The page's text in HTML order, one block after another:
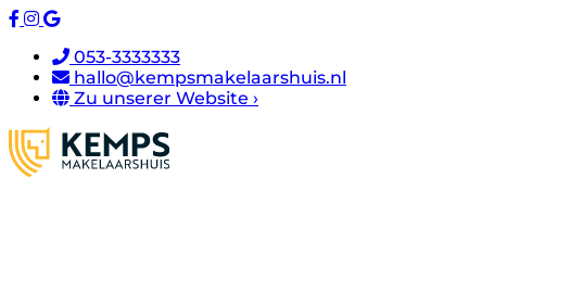
053-3333333
hallo@kempsmakelaarshuis.nl
Zu unserer Website ›